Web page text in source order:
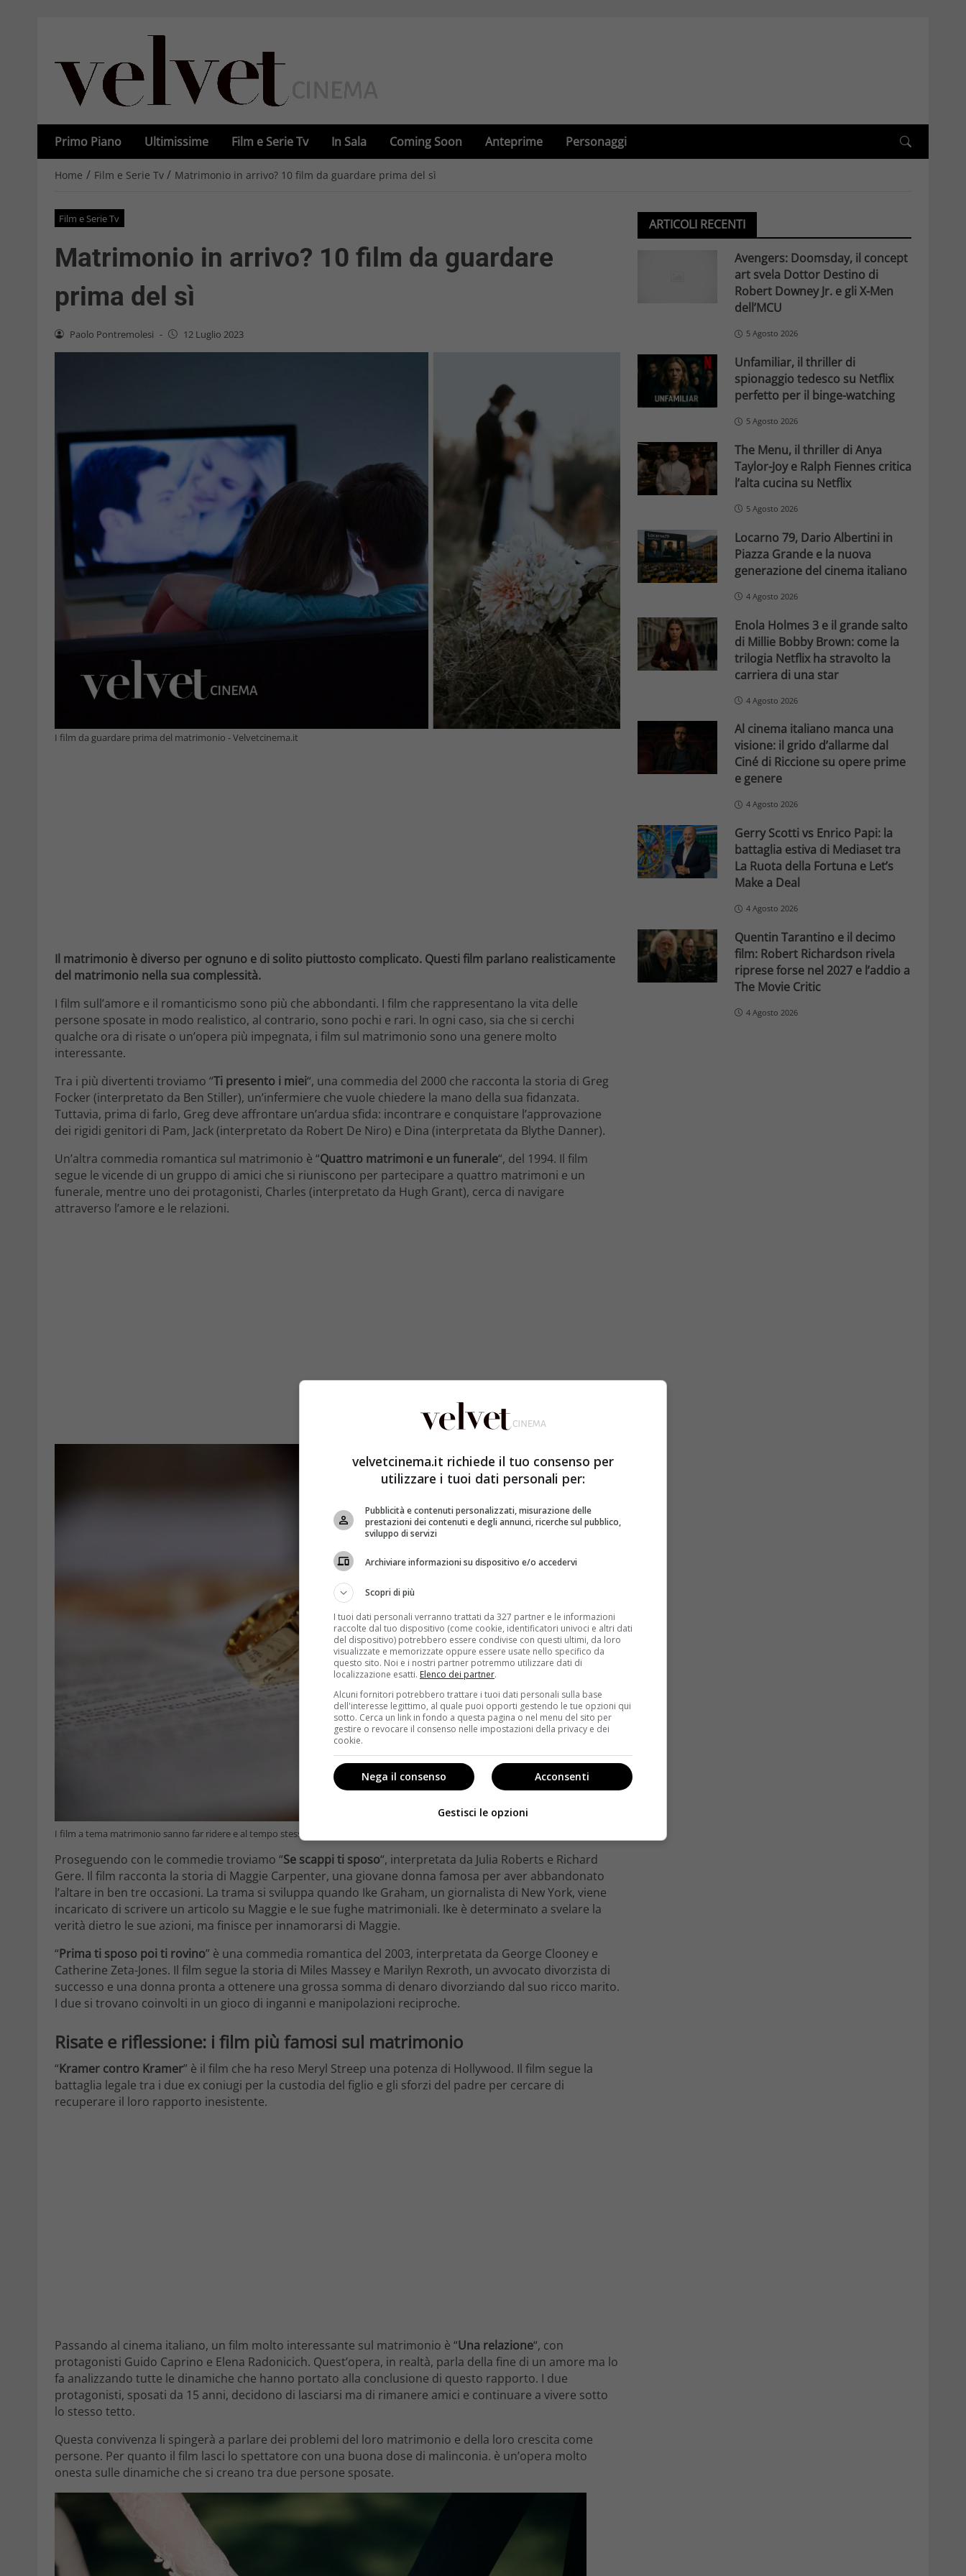
Primo Piano Ultimissime Film e Serie Tv In Sala Coming Soon Anteprime Personaggi
Home / Film e Serie Tv / Matrimonio in arrivo? 10 film da guardare prima del sì
Film e Serie Tv
Matrimonio in arrivo? 10 film da guardare
prima del sì
Paolo Pontremolesi - 12 Luglio 2023
I film da guardare prima del matrimonio - Velvetcinema.it
Il matrimonio è diverso per ognuno e di solito piuttosto complicato. Questi film parlano realisticamente
del matrimonio nella sua complessità.
I film sull’amore e il romanticismo sono più che abbondanti. I film che rappresentano la vita delle
persone sposate in modo realistico, al contrario, sono pochi e rari. In ogni caso, sia che si cerchi
qualche ora di risate o un’opera più impegnata, i film sul matrimonio sono una genere molto
interessante.
Tra i più divertenti troviamo “Ti presento i miei“, una commedia del 2000 che racconta la storia di Greg
Focker (interpretato da Ben Stiller), un’infermiere che vuole chiedere la mano della sua fidanzata.
Tuttavia, prima di farlo, Greg deve affrontare un’ardua sfida: incontrare e conquistare l’approvazione
dei rigidi genitori di Pam, Jack (interpretato da Robert De Niro) e Dina (interpretata da Blythe Danner).
Un’altra commedia romantica sul matrimonio è “Quattro matrimoni e un funerale“, del 1994. Il film
segue le vicende di un gruppo di amici che si riuniscono per partecipare a quattro matrimoni e un
funerale, mentre uno dei protagonisti, Charles (interpretato da Hugh Grant), cerca di navigare
attraverso l’amore e le relazioni.
I film a tema matrimonio sanno far ridere e al tempo stesso riflettere – velvetcinema.it
Proseguendo con le commedie troviamo “Se scappi ti sposo“, interpretata da Julia Roberts e Richard
Gere. Il film racconta la storia di Maggie Carpenter, una giovane donna famosa per aver abbandonato
l’altare in ben tre occasioni. La trama si sviluppa quando Ike Graham, un giornalista di New York, viene
incaricato di scrivere un articolo su Maggie e le sue fughe matrimoniali. Ike è determinato a svelare la
verità dietro le sue azioni, ma finisce per innamorarsi di Maggie.
“Prima ti sposo poi ti rovino” è una commedia romantica del 2003, interpretata da George Clooney e
Catherine Zeta-Jones. Il film segue la storia di Miles Massey e Marilyn Rexroth, un avvocato divorzista di
successo e una donna pronta a ottenere una grossa somma di denaro divorziando dal suo ricco marito.
I due si trovano coinvolti in un gioco di inganni e manipolazioni reciproche.
Risate e riflessione: i film più famosi sul matrimonio
“Kramer contro Kramer” è il film che ha reso Meryl Streep una potenza di Hollywood. Il film segue la
battaglia legale tra i due ex coniugi per la custodia del figlio e gli sforzi del padre per cercare di
recuperare il loro rapporto inesistente.
Passando al cinema italiano, un film molto interessante sul matrimonio è “Una relazione“, con
protagonisti Guido Caprino e Elena Radonicich. Quest’opera, in realtà, parla della fine di un amore ma lo
fa analizzando tutte le dinamiche che hanno portato alla conclusione di questo rapporto. I due
protagonisti, sposati da 15 anni, decidono di lasciarsi ma di rimanere amici e continuare a vivere sotto
lo stesso tetto.
Questa convivenza li spingerà a parlare dei problemi del loro matrimonio e della loro crescita come
persone. Per quanto il film lasci lo spettatore con una buona dose di malinconia. è un’opera molto
onesta sulle dinamiche che si creano tra due persone sposate.
ARTICOLI RECENTI
Avengers: Doomsday, il concept
art svela Dottor Destino di
Robert Downey Jr. e gli X-Men
dell’MCU
5 Agosto 2026
Unfamiliar, il thriller di
spionaggio tedesco su Netflix
perfetto per il binge-watching
5 Agosto 2026
The Menu, il thriller di Anya
Taylor-Joy e Ralph Fiennes critica
l’alta cucina su Netflix
5 Agosto 2026
Locarno 79, Dario Albertini in
Piazza Grande e la nuova
generazione del cinema italiano
4 Agosto 2026
Enola Holmes 3 e il grande salto
di Millie Bobby Brown: come la
trilogia Netflix ha stravolto la
carriera di una star
4 Agosto 2026
Al cinema italiano manca una
visione: il grido d’allarme dal
Ciné di Riccione su opere prime
e genere
4 Agosto 2026
Gerry Scotti vs Enrico Papi: la
battaglia estiva di Mediaset tra
La Ruota della Fortuna e Let’s
Make a Deal
4 Agosto 2026
Quentin Tarantino e il decimo
film: Robert Richardson rivela
riprese forse nel 2027 e l’addio a
The Movie Critic
4 Agosto 2026
velvetcinema.it richiede il tuo consenso per
utilizzare i tuoi dati personali per:
Pubblicità e contenuti personalizzati, misurazione delle
prestazioni dei contenuti e degli annunci, ricerche sul pubblico,
sviluppo di servizi
Archiviare informazioni su dispositivo e/o accedervi
Scopri di più
I tuoi dati personali verranno trattati da 327 partner e le informazioni
raccolte dal tuo dispositivo (come cookie, identificatori univoci e altri dati
del dispositivo) potrebbero essere condivise con questi ultimi, da loro
visualizzate e memorizzate oppure essere usate nello specifico da
questo sito. Noi e i nostri partner potremmo utilizzare dati di
localizzazione esatti. Elenco dei partner.
Alcuni fornitori potrebbero trattare i tuoi dati personali sulla base
dell'interesse legittimo, al quale puoi opporti gestendo le tue opzioni qui
sotto. Cerca un link in fondo a questa pagina o nel menu del sito per
gestire o revocare il consenso nelle impostazioni della privacy e dei
cookie.
Acconsenti
Nega il consenso
Gestisci le opzioni